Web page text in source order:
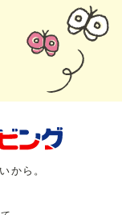
から。